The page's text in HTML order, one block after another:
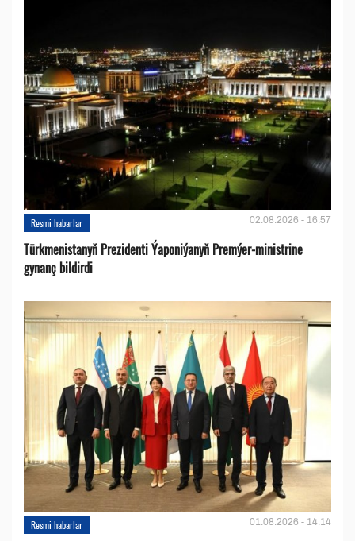
Resmi habarlar 02.08.2026 - 16:57
Türkmenistanyň Prezidenti Ýaponiýanyň Premýer-ministrine
gynanç bildirdi
Resmi habarlar 01.08.2026 - 14:14